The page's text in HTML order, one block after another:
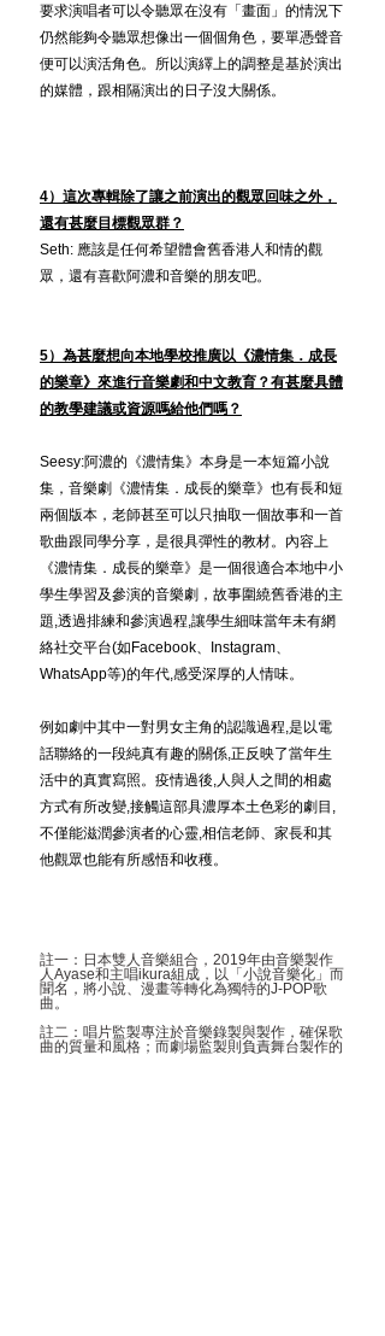
要求演唱者可以令聽眾在沒有「畫面」的情況下
仍然能夠令聽眾想像出一個個角色，要單憑聲音
便可以演活角色。所以演繹上的調整是基於演出
的媒體，跟相隔演出的日子沒大關係。
4）這次專輯除了讓之前演出的觀眾回味之外，
還有甚麼目標觀眾群？
Seth: 應該是任何希望體會舊香港人和情的觀
眾，還有喜歡阿濃和音樂的朋友吧。
5）為甚麼想向本地學校推廣以《濃情集．成長
的樂章》來進行音樂劇和中文教育？有甚麼具體
的教學建議或資源嗎給他們嗎？
Seesy:阿濃的《濃情集》本身是一本短篇小說
集，音樂劇《濃情集．成長的樂章》也有長和短
兩個版本，老師甚至可以只抽取一個故事和一首
歌曲跟同學分享，是很具彈性的教材。內容上
《濃情集．成長的樂章》是一個很適合本地中小
學生學習及參演的音樂劇，故事圍繞舊香港的主
題,透過排練和參演過程,讓學生細味當年未有網
絡社交平台(如Facebook、Instagram、
WhatsApp等)的年代,感受深厚的人情味。
例如劇中其中一對男女主角的認識過程,是以電
話聯絡的一段純真有趣的關係,正反映了當年生
活中的真實寫照。疫情過後,人與人之間的相處
方式有所改變,接觸這部具濃厚本土色彩的劇目,
不僅能滋潤參演者的心靈,相信老師、家長和其
他觀眾也能有所感悟和收穫。
註一： 日本雙人音樂組合，2019年由音樂製作
人Ayase和主唱ikura組成，以「小說音樂化」而
聞名，將小說、漫畫等轉化為獨特的J-POP歌
曲。
註二： 唱片監製專注於音樂錄製與製作，確保歌
曲的質量和風格；而劇場監製則負責舞台製作的